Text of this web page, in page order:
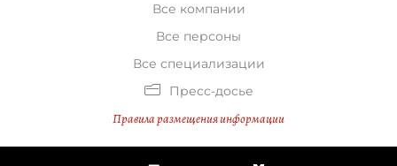
Все компании
Все персоны
Все специализации
Пресс-досье
Правила размещения информации